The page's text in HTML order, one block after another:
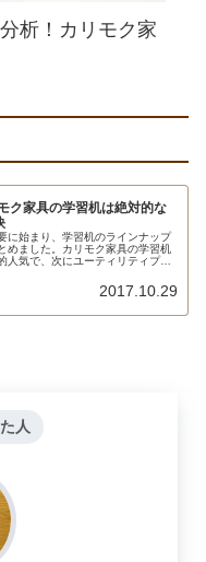
析！カリモク家
ク家具の学習机は絶対的な
に始まり、学習机のラインナップ
めました。カリモク家具の学習机
人気で、次にユーティリティプラ
の学習机を安く買う方法も紹介。
2017.10.29
人